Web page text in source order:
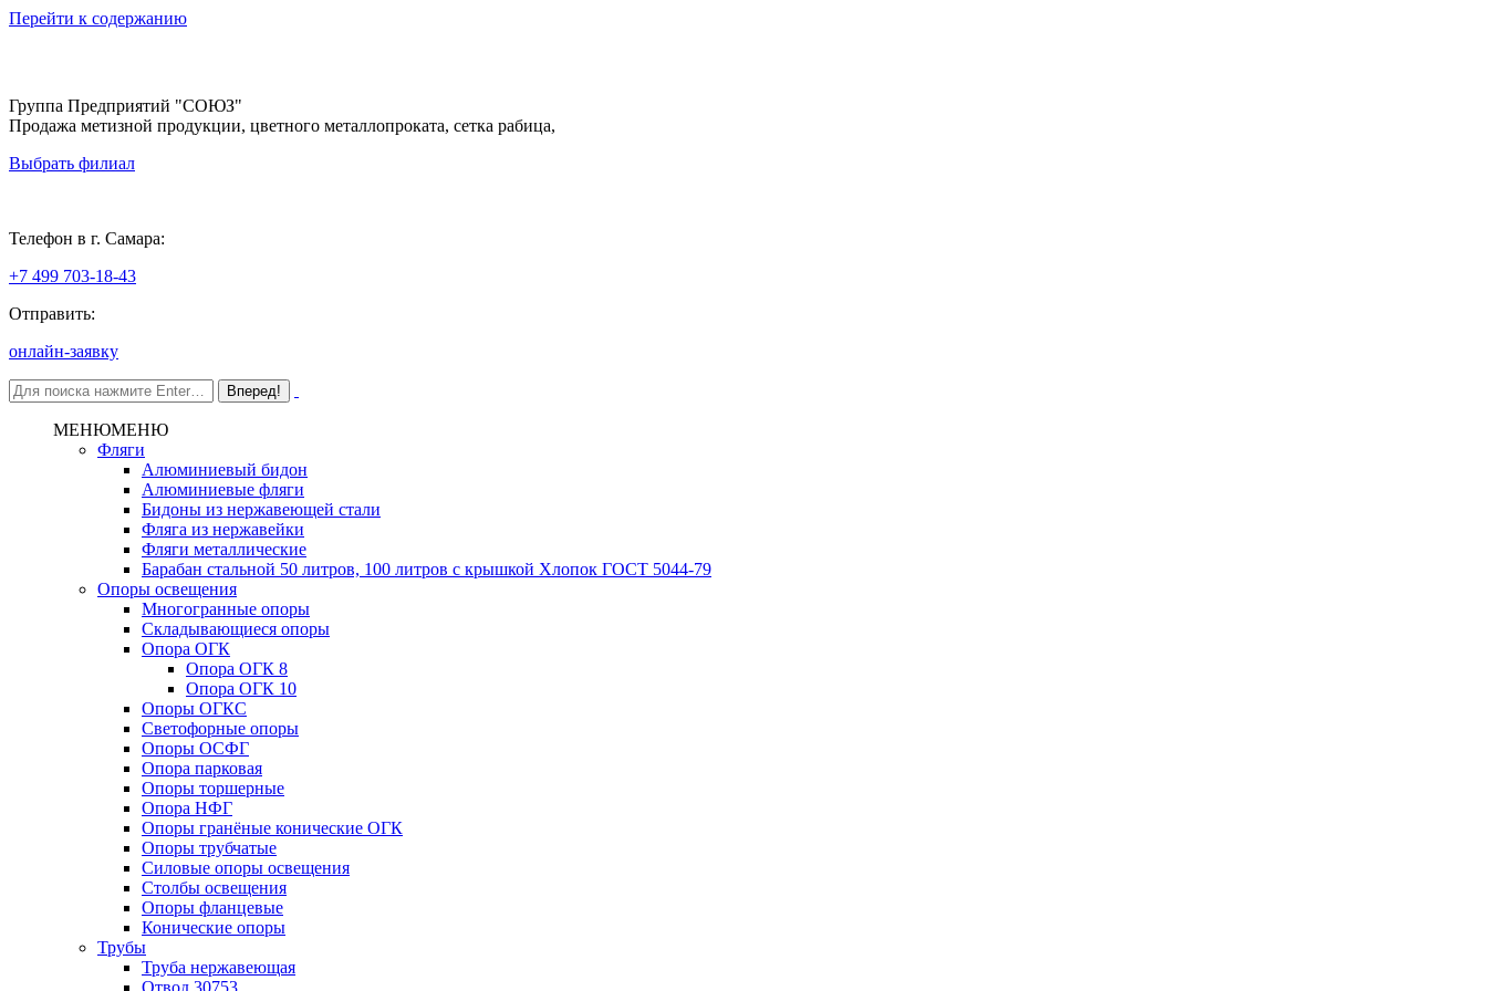
Перейти к содержанию
Группа Предприятий "СОЮЗ"
Продажа метизной продукции, цветного металлопроката, сетка рабица,
Выбрать филиал
Телефон в г. Самара:
+7 499 703-18-43
Отправить:
онлайн-заявку
МЕНЮМЕНЮ
Фляги
Алюминиевый бидон
Алюминиевые фляги
Бидоны из нержавеющей стали
Фляга из нержавейки
Фляги металлические
Барабан стальной 50 литров, 100 литров с крышкой Хлопок ГОСТ 5044-79
Опоры освещения
Многогранные опоры
Складывающиеся опоры
Опора ОГК
Опора ОГК 8
Опора ОГК 10
Опоры ОГКС
Светофорные опоры
Опоры ОСФГ
Опора парковая
Опоры торшерные
Опора НФГ
Опоры гранёные конические ОГК
Опоры трубчатые
Силовые опоры освещения
Столбы освещения
Опоры фланцевые
Конические опоры
Трубы
Труба нержавеющая
Отвод 30753